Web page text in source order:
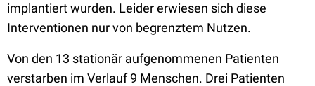
implantiert wurden. Leider erwiesen sich diese
Interventionen nur von begrenztem Nutzen.
Von den 13 stationär aufgenommenen Patienten
verstarben im Verlauf 9 Menschen. Drei Patienten